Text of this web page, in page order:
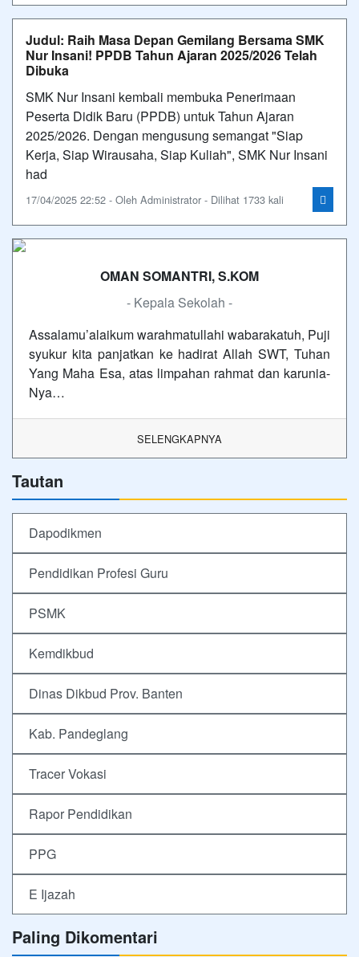
Judul: Raih Masa Depan Gemilang Bersama SMK
Nur Insani! PPDB Tahun Ajaran 2025/2026 Telah
Dibuka
SMK Nur Insani kembali membuka Penerimaan
Peserta Didik Baru (PPDB) untuk Tahun Ajaran
2025/2026. Dengan mengusung semangat "Siap
Kerja, Siap Wirausaha, Siap Kuliah", SMK Nur Insani
had
17/04/2025 22:52 - Oleh Administrator - Dilihat 1733 kali
OMAN SOMANTRI, S.KOM
- Kepala Sekolah -
Assalamu’alaikum warahmatullahi wabarakatuh, Puji
syukur kita panjatkan ke hadirat Allah SWT, Tuhan
Yang Maha Esa, atas limpahan rahmat dan karunia-
Nya…
SELENGKAPNYA
Tautan
Dapodikmen
Pendidikan Profesi Guru
PSMK
Kemdikbud
Dinas Dikbud Prov. Banten
Kab. Pandeglang
Tracer Vokasi
Rapor Pendidikan
PPG
E Ijazah
Paling Dikomentari